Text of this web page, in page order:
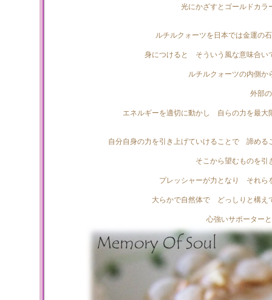
光にかざすとゴールドカラ
ルチルクォーツを日本では金運の
身につけると そういう風な意味合い
ルチルクォーツの内側か
外部
エネルギーを適切に動かし 自らの力を最大
自分自身の力を引き上げていけることで 諦め
そこから望むものを引
プレッシャーが力となり それら
大らかで自然体で どっしりと構え
心強いサポーター